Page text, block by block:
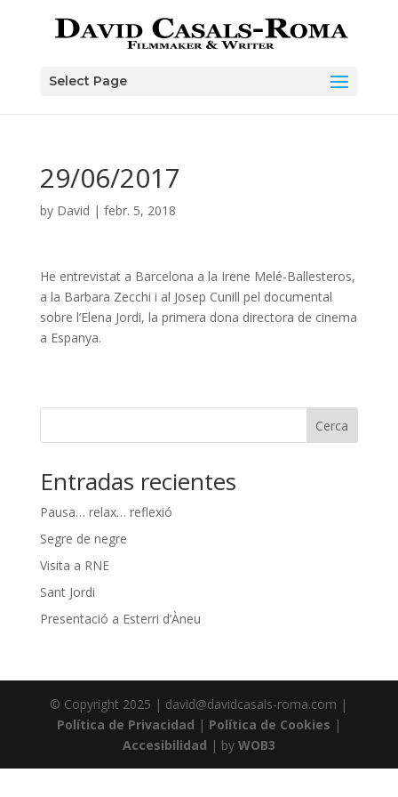
Select Page
29/06/2017
by David | febr. 5, 2018
He entrevistat a Barcelona a la Irene Melé-Ballesteros,
a la Barbara Zecchi i al Josep Cunill pel documental
sobre l’Elena Jordi, la primera dona directora de cinema
a Espanya.
Cerca
Entradas recientes
Pausa… relax… reflexió
Segre de negre
Visita a RNE
Sant Jordi
Presentació a Esterri d’Àneu
© Copyright 2025 | david@davidcasals-roma.com |
Política de Privacidad | Política de Cookies |
Accesibilidad | by WOB3